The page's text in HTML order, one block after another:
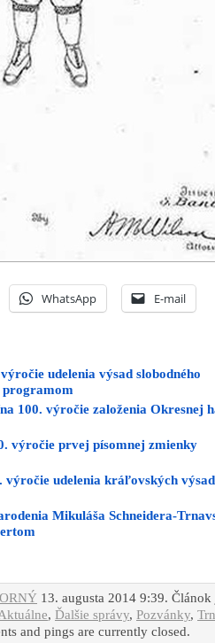
WhatsApp E-mail
udelenia výsad slobodného
programom
100. výročie založenia Okresnej
výročie prvej písomnej zmienky
výročie udelenia kráľovských výsad
Mikuláša Schneidera-
13. augusta 2014 9:39. Článok
, Ďalšie správy, Pozvánky,
and pings are currently closed.